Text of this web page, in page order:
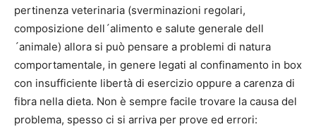
pertinenza veterinaria (sverminazioni regolari,
composizione dell´alimento e salute generale dell
´animale) allora si può pensare a problemi di natura
comportamentale, in genere legati al confinamento in box
con insufficiente libertà di esercizio oppure a carenza di
fibra nella dieta. Non è sempre facile trovare la causa del
problema, spesso ci si arriva per prove ed errori: